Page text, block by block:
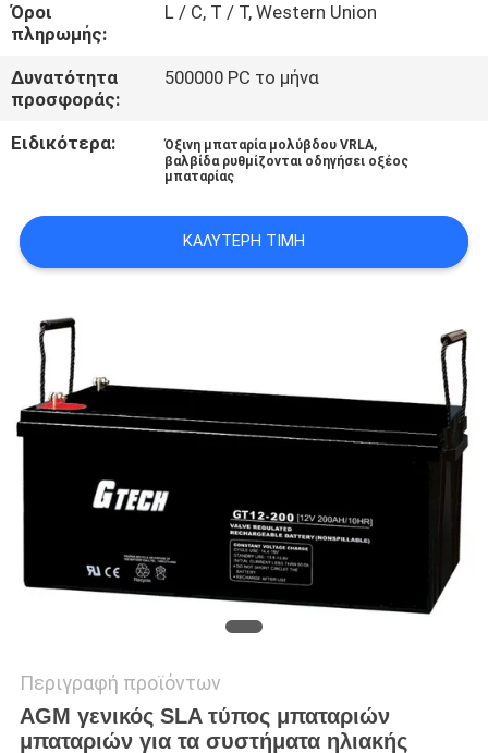
ΕΙΔΉΣΕΙΣ
ΖΗΤΉΣΤΕ
ΜΙΑ
SITEMAP
ΜΥΣΤΙΚΌΤΗΤΑΣ
Όροι
πληρωμής:
L / C, T / T, Western Union
Δυνατότητα
προσφοράς:
500000 PC το μήνα
Ειδικότερα: Όξινη μπαταρία μολύβδου VRLA,
βαλβίδα ρυθμίζονται οδηγήσει οξέος
μπαταρίας
ΚΑΛΎΤΕΡΗ ΤΙΜΉ
Περιγραφή προϊόντων
AGM γενικός SLA τύπος μπαταριών
μπαταριών για τα συστήματα ηλιακής